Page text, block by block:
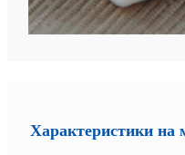
Характеристики на